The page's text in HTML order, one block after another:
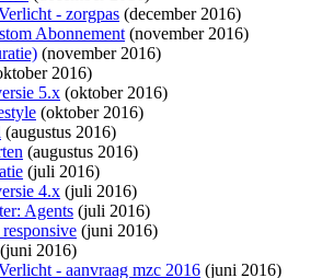
- zorgpas (december 2016)
Abonnement(november 2016)
(november 2016)
2016)
5.x (oktober 2016)
(oktober 2016)
(augustus 2016)
(augustus 2016)
(juli 2016)
4.x (juli 2016)
Agents (juli 2016)
(juni 2016)
(juni 2016)
- aanvraag mzc 2016 (juni 2016)